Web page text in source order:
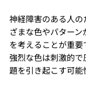
神経障害のある人の
ざまな色やパター
を考えることが重要
強烈な色は刺激的
題を引き起こす可能